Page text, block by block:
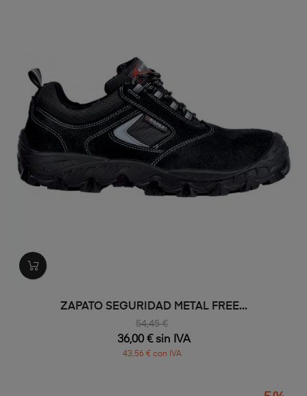
ZAPATO SEGURIDAD METAL FREE...
54,45 €
36,00 € sin IVA
43,56 € con IVA